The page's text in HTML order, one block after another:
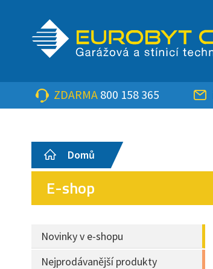
ZDARMA 800 158 365
Domů
E-shop
Novinky v e-shopu
Nejprodávanější produkty